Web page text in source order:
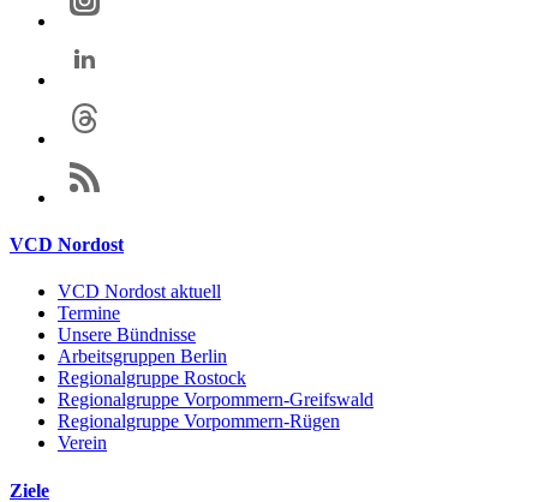
VCD Nordost
VCD Nordost aktuell
Termine
Unsere Bündnisse
Arbeitsgruppen Berlin
Regionalgruppe Rostock
Regionalgruppe Vorpommern-Greifswald
Regionalgruppe Vorpommern-Rügen
Verein
Ziele